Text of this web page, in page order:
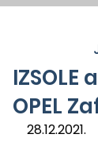
OPEL
28.12.2021.